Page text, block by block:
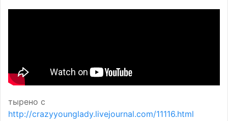
тырено с
http://crazyyounglady.livejournal.com/11116.html